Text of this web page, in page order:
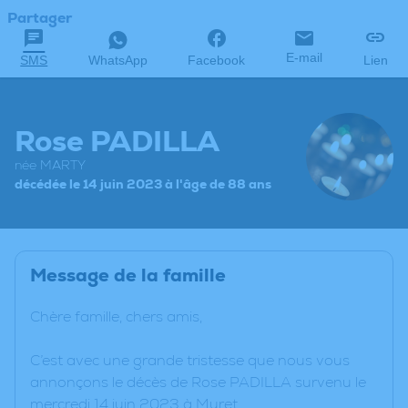
Partager
SMS WhatsApp Facebook E-mail Lien
Rose PADILLA
née MARTY
décédée le 14 juin 2023 à l'âge de 88 ans
Message de la famille
Chère famille, chers amis,
C’est avec une grande tristesse que nous vous
annonçons le décès de Rose PADILLA survenu le
mercredi 14 juin 2023 à Muret.